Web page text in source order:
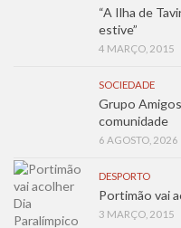
“A Ilha de
estive”
4 MARÇO, 2015
SOCIEDADE
Grupo
comunidade
6 AGOSTO, 2026
DESPORTO
Portimão vai
3 MARÇO, 2015